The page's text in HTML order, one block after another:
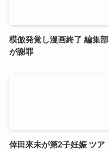
模倣発覚し漫画終了 編集部
が謝罪
倖田來未が第2子妊娠 ツア